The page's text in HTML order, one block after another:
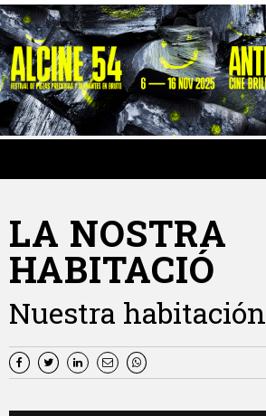
LA NOSTRA
HABITACIÓ
Nuestra habitación